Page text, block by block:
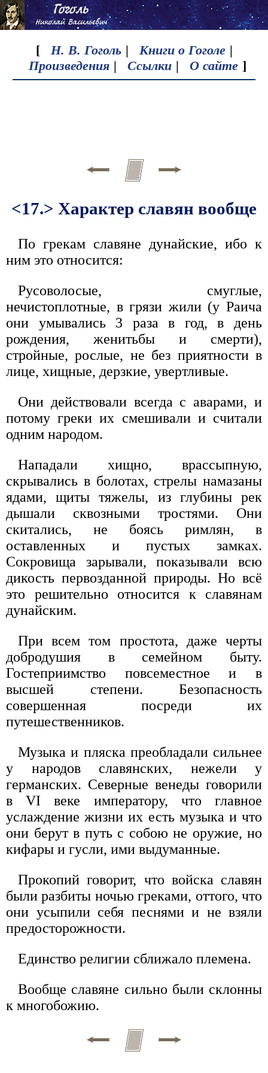
[ Н. В. Гоголь | Книги о Гоголе |
Произведения | Ссылки | О сайте ]
<17.> Характер славян вообще
По грекам славяне дунайские, ибо к
ним это относится:
Русоволосые, смуглые,
нечистоплотные, в грязи жили (у Раича
они умывались 3 раза в год, в день
рождения, женитьбы и смерти),
стройные, рослые, не без приятности в
лице, хищные, дерзкие, увертливые.
Они действовали всегда с аварами, и
потому греки их смешивали и считали
одним народом.
Нападали хищно, врассыпную,
скрывались в болотах, стрелы намазаны
ядами, щиты тяжелы, из глубины рек
дышали сквозными тростями. Они
скитались, не боясь римлян, в
оставленных и пустых замках.
Сокровища зарывали, показывали всю
дикость первозданной природы. Но всё
это решительно относится к славянам
дунайским.
При всем том простота, даже черты
добродушия в семейном быту.
Гостеприимство повсеместное и в
высшей степени. Безопасность
совершенная посреди их
путешественников.
Музыка и пляска преобладали сильнее
у народов славянских, нежели у
германских. Северные венеды говорили
в VI веке императору, что главное
услаждение жизни их есть музыка и что
они берут в путь с собою не оружие, но
кифары и гусли, ими выдуманные.
Прокопий говорит, что войска славян
были разбиты ночью греками, оттого, что
они усыпили себя песнями и не взяли
предосторожности.
Единство религии сближало племена.
Вообще славяне сильно были склонны
к многобожию.